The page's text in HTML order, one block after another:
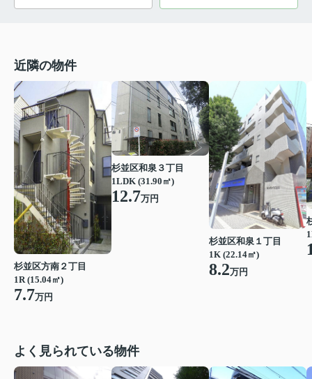
近隣の物件
杉並区方南２丁目
1R (15.04㎡)
7.7万円
杉並区和泉３丁目
1LDK (31.90㎡)
12.7万円
杉並区和泉１丁目
1K (22.14㎡)
8.2万円
よく見られている物件